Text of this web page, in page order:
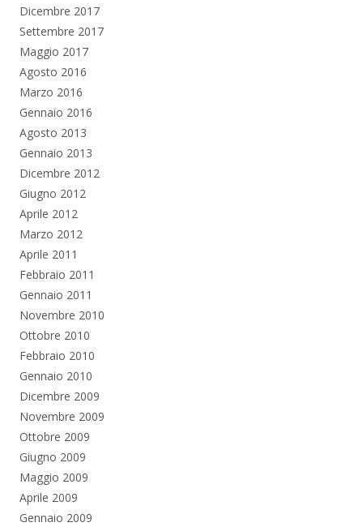
Dicembre 2017
Settembre 2017
Maggio 2017
Agosto 2016
Marzo 2016
Gennaio 2016
Agosto 2013
Gennaio 2013
Dicembre 2012
Giugno 2012
Aprile 2012
Marzo 2012
Aprile 2011
Febbraio 2011
Gennaio 2011
Novembre 2010
Ottobre 2010
Febbraio 2010
Gennaio 2010
Dicembre 2009
Novembre 2009
Ottobre 2009
Giugno 2009
Maggio 2009
Aprile 2009
Gennaio 2009